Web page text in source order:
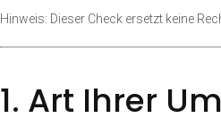
Hinweis: Dieser Check ersetzt keine
1. Art Ihrer